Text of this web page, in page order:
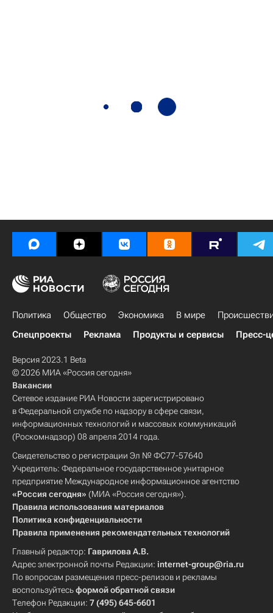
Политика Общество Экономика В мире
Спецпроекты
Реклама Продукты и сервисы Пресс-
Версия 2023.1 Beta
© 2026 МИА «Россия сегодня»
Вакансии
Сетевое издание РИА Новости зарегистрировано
в Федеральной службе по надзору в сфере связи,
информационных технологий и массовых коммуникаций
(Роскомнадзор) 08 апреля 2014 года.
Свидетельство о регистрации Эл № ФС77-57640
Учредитель: Федеральное государственное унитарное
предприятие Международное информационное агентство
«Россия сегодня» (МИА «Россия сегодня»).
Правила использования материалов
Политика конфиденциальности
Правила применения рекомендательных технологий
Главный редактор: Гаврилова А.В.
Адрес электронной почты Редакции: internet-group@ria.ru
По вопросам размещения пресс-релизов и рекламы
воспользуйтесьформой обратной связи
Телефон Редакции: 7 (495) 645-6601